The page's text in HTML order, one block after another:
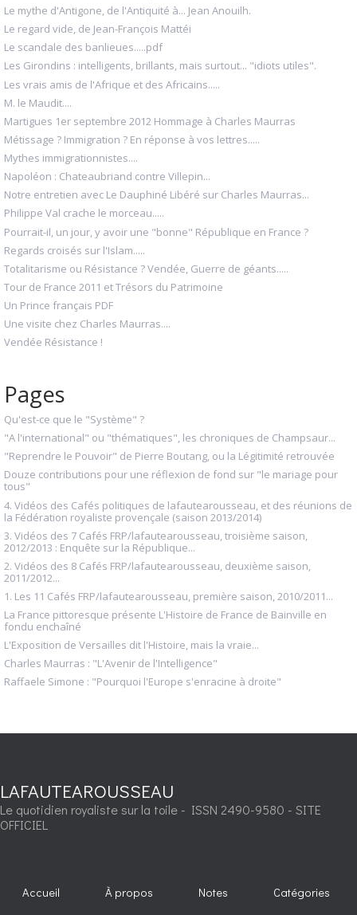
Le mythe d'Antigone, de l'Antiquité à... Jean Anouilh.
Le regard vide, de Jean-François Mattéi
Le scandale des banlieues.....pdf
Les Girondins : intelligents, brillants, mais surtout... "idiots utiles".
Les vrais amis de l'Afrique et des Africains.....
M. le Maudit....
Martigues 1er septembre 2012 Hommage à Charles Maurras
Métissage ? Immigration ? En réponse à vos lettres.....
Mythes immigrationnistes....
Napoléon : Chateaubriand contre Villepin...
Notre entretien avec Le Dauphiné Libéré sur Charles Maurras...
Philippe Val crache le morceau.....
Pourrait-il, un jour, y avoir une "bonne" République en France ?
Regards croisés sur l'Islam.....
Totalitarisme ou Résistance ? Vendée, Guerre de géants.....
Tour de France 2011 et Trésors du Patrimoine
Un Prince français PDF
Une visite chez Charles Maurras....
Vendée Résistance !
Pages
Qu'est-ce que le "Système" ?
"A l'international" ou "thématiques", les chroniques de Champsaur...
"Reprendre le Pouvoir" de Pierre Boutang, ou la Légitimité retrouvée
Douze contributions pour une réflexion de fond sur "le mariage pour
tous"
4. Vidéos des Cafés politiques de lafautearousseau, et des réunions de
la Fédération royaliste provençale (saison 2013/2014)
3. Vidéos des 7 Cafés FRP/lafautearousseau, troisième saison,
2012/2013 : Enquête sur la République...
2. Vidéos des 8 Cafés FRP/lafautearousseau, deuxième saison,
2011/2012...
1. Les 11 Cafés FRP/lafautearousseau, première saison, 2010/2011...
La France pittoresque présente L'Histoire de France de Bainville en
fondu enchaîné
L'Exposition de Versailles dit l'Histoire, mais la vraie...
Charles Maurras : "L'Avenir de l'Intelligence"
Raffaele Simone : "Pourquoi l'Europe s'enracine à droite"
LAFAUTEAROUSSEAU
Le quotidien royaliste sur la toile - ISSN 2490-9580 - SITE
OFFICIEL
Accueil À propos Notes Catégories